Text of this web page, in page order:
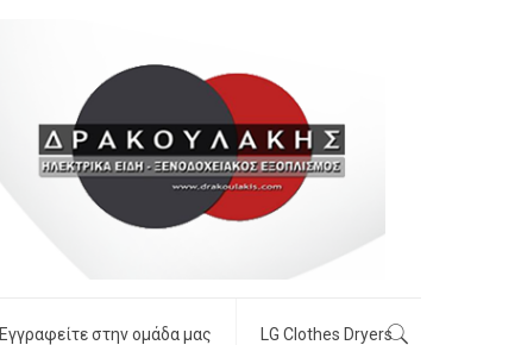
Εγγραφείτε στην ομάδα μας LG Clothes Dryers